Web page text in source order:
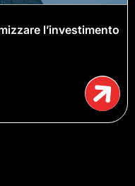
l’investimento